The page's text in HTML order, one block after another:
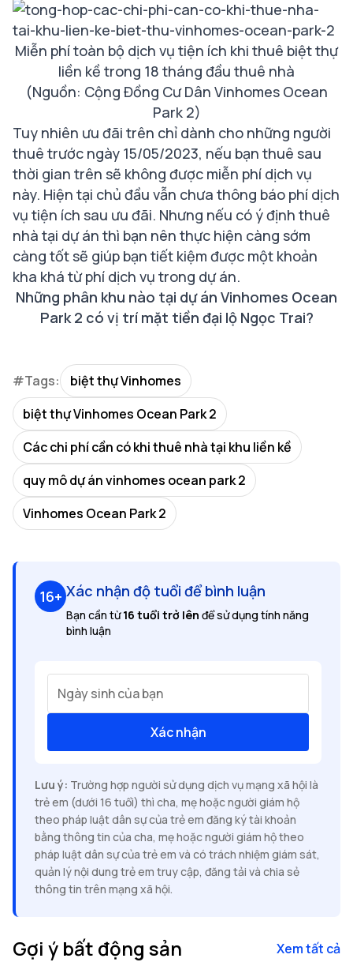
Miễn phí toàn bộ dịch vụ tiện ích khi thuê biệt thự
liền kề trong 18 tháng đầu thuê nhà
(Nguồn: Cộng Đồng Cư Dân Vinhomes Ocean
Park 2)
Tuy nhiên ưu đãi trên chỉ dành cho những người
thuê trước ngày 15/05/2023, nếu bạn thuê sau
thời gian trên sẽ không được miễn phí dịch vụ
này. Hiện tại chủ đầu vẫn chưa thông báo phí dịch
vụ tiện ích sau ưu đãi. Nhưng nếu có ý định thuê
nhà tại dự án thì bạn nên thực hiện càng sớm
càng tốt sẽ giúp bạn tiết kiệm được một khoản
kha khá từ phí dịch vụ trong dự án.
Những phân khu nào tại dự án Vinhomes Ocean
Park 2 có vị trí mặt tiền đại lộ Ngọc Trai?
#Tags:
biệt thự Vinhomes
biệt thự Vinhomes Ocean Park 2
Các chi phí cần có khi thuê nhà tại khu liền kề
quy mô dự án vinhomes ocean park 2
Vinhomes Ocean Park 2
16+ Xác nhận độ tuổi để bình luận
Bạn cần từ16 tuổi trở lên để sử dụng tính năng
bình luận
Ngày sinh của bạn
Xác nhận
Lưu ý: Trường hợp người sử dụng dịch vụ mạng xã hội là
trẻ em (dưới 16 tuổi) thì cha, mẹ hoặc người giám hộ
theo pháp luật dân sự của trẻ em đăng ký tài khoản
bằng thông tin của cha, mẹ hoặc người giám hộ theo
pháp luật dân sự của trẻ em và có trách nhiệm giám sát,
quản lý nội dung trẻ em truy cập, đăng tải và chia sẻ
thông tin trên mạng xã hội.
Gợi ý bất động sản Xem tất cả